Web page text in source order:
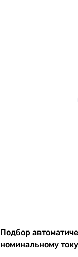
Подбор
номинальному